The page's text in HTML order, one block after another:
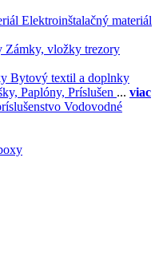
Elektroinštalačný materiál
Zámky, vložky trezory
Bytový textil a doplnky
Paplóny, Príslušen ... viac
Vodovodné